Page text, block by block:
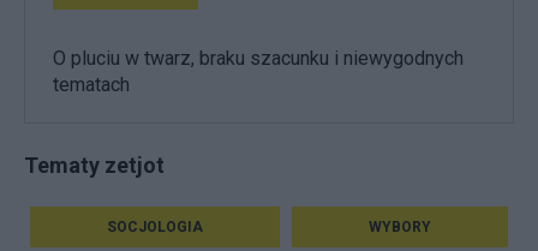
O pluciu w twarz, braku szacunku i niewygodnych
tematach
Tematy zetjot
SOCJOLOGIA WYBORY